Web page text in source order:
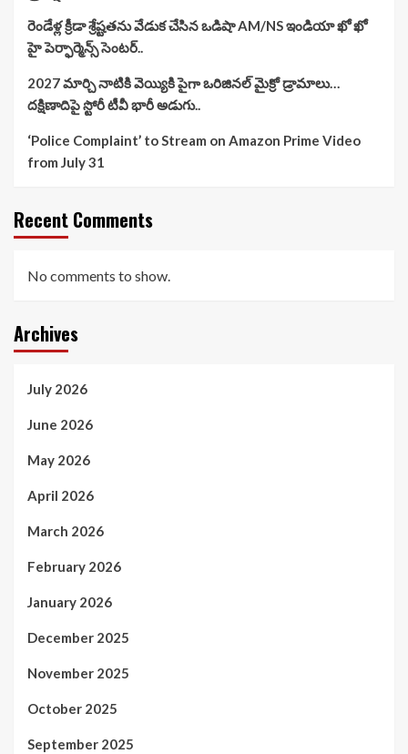
రెండేళ్ల క్రీడా శ్రేష్టతను వేడుక చేసిన ఒడిషా AM/NS ఇండియా ఖో ఖో
హై పెర్ఫార్మెన్స్ సెంటర్..
2027 మార్చి నాటికి వెయ్యికి పైగా ఒరిజినల్ మైక్రో డ్రామాలు…
దక్షిణాదిపై స్టోరీ టీవీ భారీ అడుగు..
‘Police Complaint’ to Stream on Amazon Prime Video
from July 31
Recent Comments
No comments to show.
Archives
July 2026
June 2026
May 2026
April 2026
March 2026
February 2026
January 2026
December 2025
November 2025
October 2025
September 2025